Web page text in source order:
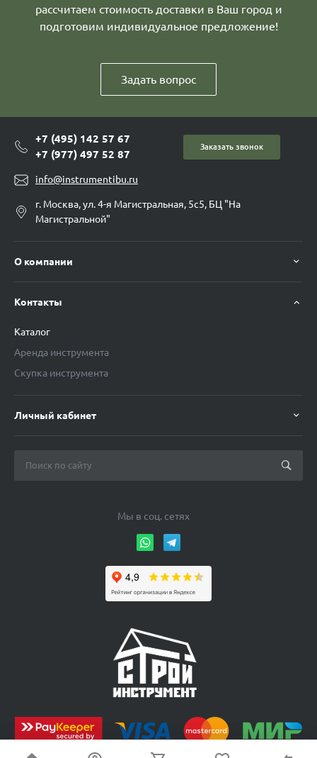
рассчитаем стоимость доставки в Ваш город и
подготовим индивидуальное предложение!
Задать вопрос
+7 (495) 142 57 67
+7 (977) 497 52 87
Заказать звонок
info@instrumentibu.ru
г. Москва, ул. 4-я Магистральная, 5с5, БЦ "На
Магистральной"
О компании
Контакты
Каталог
Аренда инструмента
Скупка инструмента
Личный кабинет
Мы в соц. сетях